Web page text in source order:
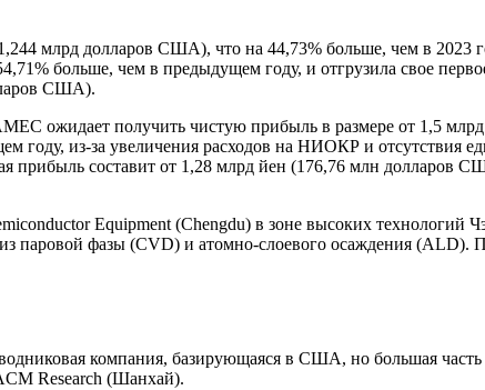
млрд долларов США), что на 44,73% больше, чем в 2023
больше, чем в предыдущем году, и отгрузила свое
США).
ожидает получить чистую прибыль в размере от 1,5
из-за увеличения расходов на НИОКР и отсутствия
прибыль составит от 1,28 млрд йен (176,76 млн
Equipment (Chengdu) в зоне высоких технологий
паровой фазы (CVD) и атомно-слоевого осаждения (ALD).
компания, базирующаяся в США, но большая
Research (Шанхай).